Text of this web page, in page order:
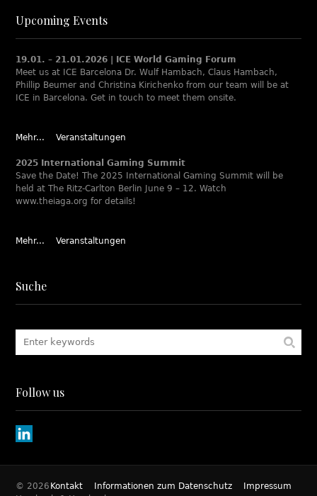
Upcoming Events
19.01. – 21.01.2026 | ICE World Gaming Forum
Meet us at ICE Barcelona Dr. Wulf Hambach, Claus Hambach,
Phillip Beumer and Christina Kirichenko from our team will be at
ICE in Barcelona. Get in touch to meet them onsite.
Mehr... Veranstaltungen
2025 International Gaming Summit
Save the Date! The 2025 International Gaming Summit will be
held at The Ritz-Carlton Berlin June 9 – 12. Watch
www.theiaga.org for details!
Mehr... Veranstaltungen
Suche
Follow us
Kontakt Informationen zum Datenschutz Impressum
© 2026